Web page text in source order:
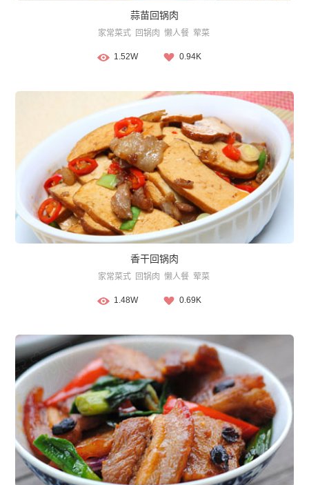
蒜苗回锅肉
家常菜式 回锅肉 懒人餐 荤菜
1.52W 0.94K
香干回锅肉
家常菜式 回锅肉 懒人餐 荤菜
1.48W 0.69K